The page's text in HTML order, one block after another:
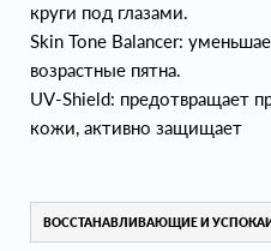
круги под глазами.
Skin Tone Balancer:
возрастные пятна.
UV-Shield: предотвращает
кожи, активно защищает
ВОССТАНАВЛИВАЮЩИЕ И